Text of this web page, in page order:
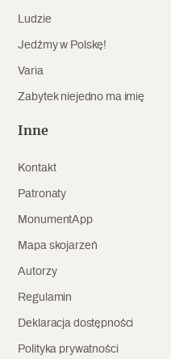
Popularne
Szyb
Ludzie
Jedźmy w Polskę!
Varia
Zabytek niejedno ma imię
Inne
Kontakt
Patronaty
MonumentApp
Mapa skojarzeń
Autorzy
Regulamin
Deklaracja dostępności
Polityka prywatności